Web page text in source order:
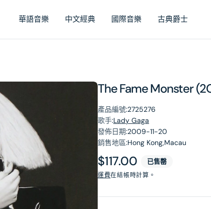
華語音樂 中文經典 國際音樂 古典爵士
The Fame Monster
產品編號:2725276
歌手:Lady Gaga
發佈日期:2009-11-20
銷售地區:Hong Kong,Macau
原
價
$117.00 已售罄
運費在結帳時計算。